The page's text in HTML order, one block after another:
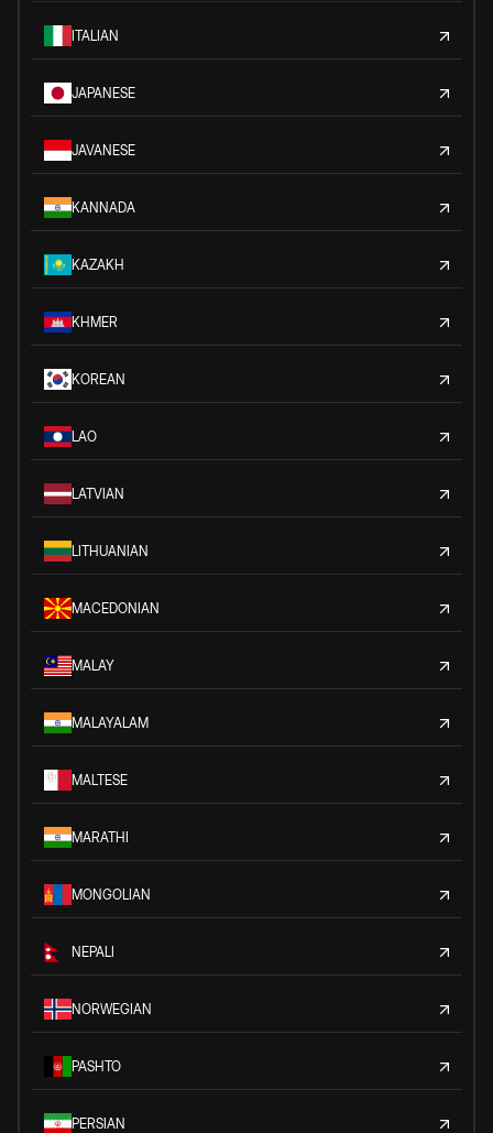
ITALIAN
JAPANESE
JAVANESE
KANNADA
KAZAKH
KHMER
KOREAN
LAO
LATVIAN
LITHUANIAN
MACEDONIAN
MALAY
MALAYALAM
MALTESE
MARATHI
MONGOLIAN
NEPALI
NORWEGIAN
PASHTO
PERSIAN